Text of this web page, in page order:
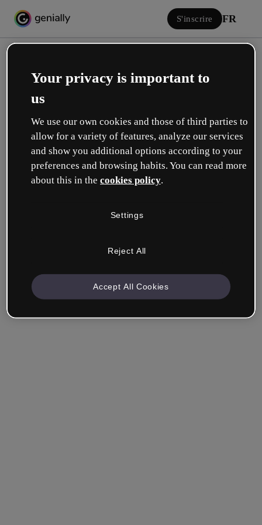
S'inscrire FR
Se connecter
Connectez-vous avec Google
Se souvenir de moi Vous avez oublié votre mot de passe ?
Your privacy is important to
us
We use our own cookies and those of third parties to
allow for a variety of features, analyze our services
and show you additional options according to your
preferences and browsing habits. You can read more
about this in the cookies policy.
Settings
Reject All
Accept All Cookies